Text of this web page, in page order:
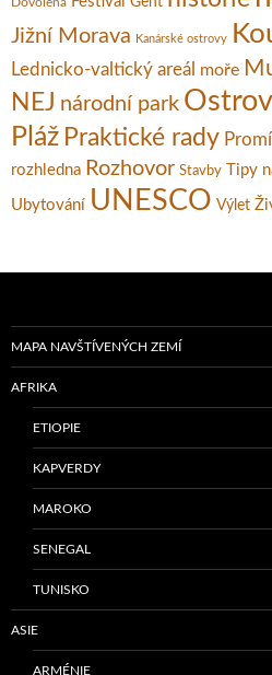
Jižní Morava Kanárské ostrovy
Lednicko-valtický areál moře
NEJ národní park Ostrov
Pláž Praktické rady
rozhledna Rozhovor Stavby Tipy
Ubytování UNESCO Výlet
MAPA NAVŠTÍVENÝCH ZEMÍ
AFRIKA
ETIOPIE
KAPVERDY
MAROKO
SENEGAL
TUNISKO
ASIE
ARMÉNIE